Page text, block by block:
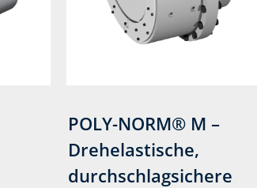
POLY-NORM® M –
Drehelastische,
durchschlagsichere